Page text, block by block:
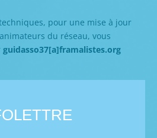
pour une mise à jour
du réseau, vous
guidasso37[a]framalistes.org